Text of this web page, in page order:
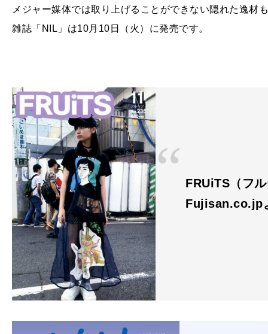
メジャー媒体では取り上げることができない隠れた逸材
雑誌「NIL」は10月10日（火）に発売です。
FRUiTS（フ
Fujisan.co.jp